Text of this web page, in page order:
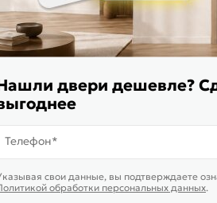
Экошпон,
fog,
Доставим завтра
Дверь межкомнатная Браво-
Cappuccino Melinga,
В корзину
двери дешевле?
Телефон*
свои данные, вы подтверждаете
обработки персональных данных.